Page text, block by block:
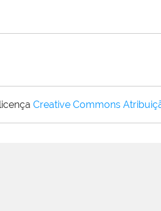
Creative Commons